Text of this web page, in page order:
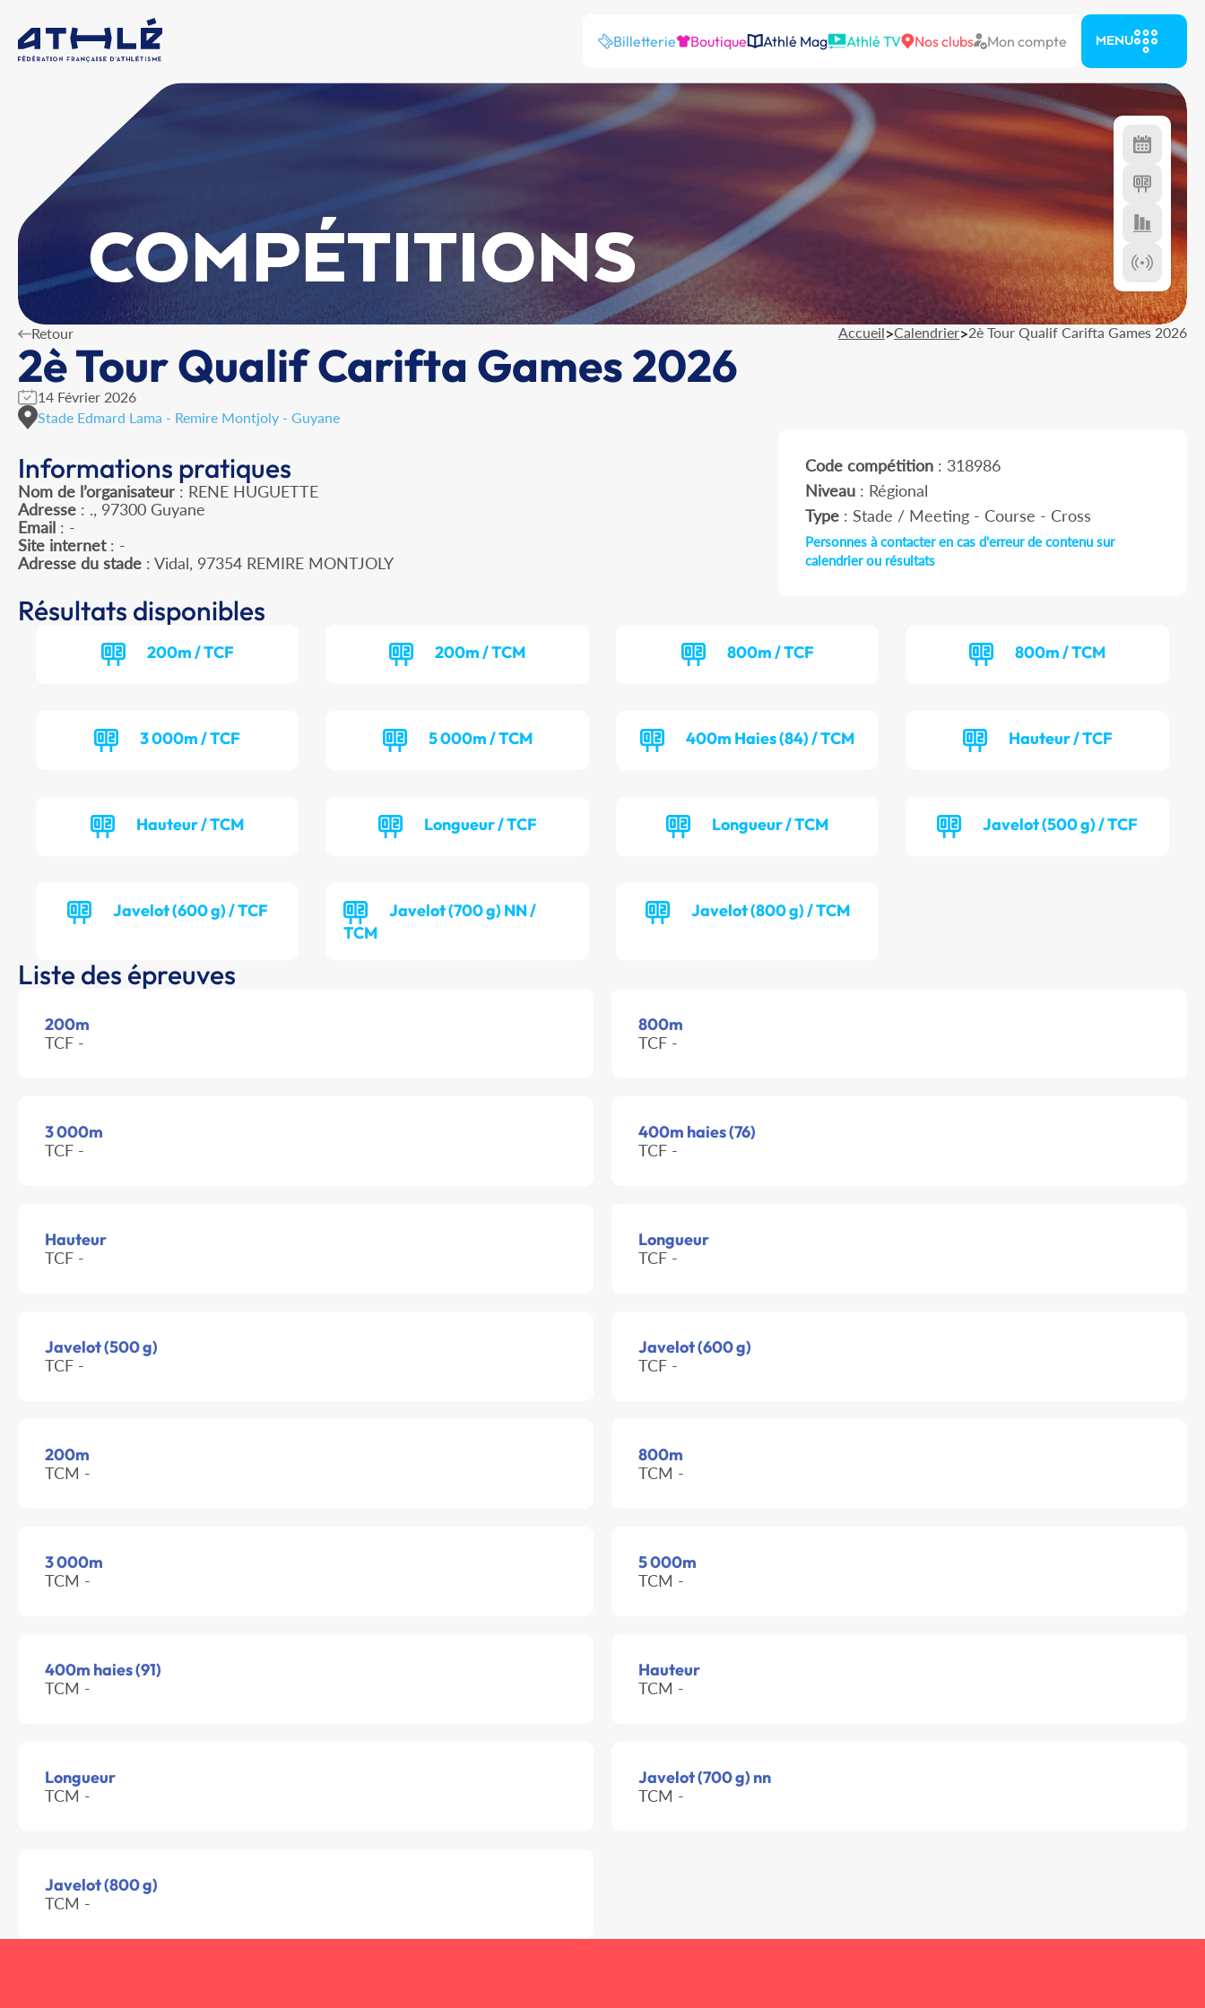
Billetterie Boutique Athlé Mag Athlé TV Nos clubs Mon compte MENU
COMPÉTITIONS
Retour Accueil>Calendrier>2è Tour Qualif Carifta Games 2026
2è Tour Qualif Carifta Games 2026
14 Février 2026
Stade Edmard Lama - Remire Montjoly - Guyane
Informations pratiques
Nom de l’organisateur : RENE HUGUETTE
Adresse : ., 97300 Guyane
Email : -
Site internet: -
Adresse du stade : Vidal, 97354 REMIRE MONTJOLY
Code compétition: 318986
Niveau: Régional
Type: Stade / Meeting - Course - Cross
Personnes à contacter en cas d'erreur de contenu sur
calendrier ou résultats
Résultats disponibles
200m / TCF 200m / TCM 800m / TCF 800m / TCM
3 000m / TCF 5 000m / TCM 400m Haies (84) / TCM Hauteur / TCF
Hauteur / TCM Longueur / TCF Longueur / TCM Javelot (500 g) / TCF
Javelot (600 g) / TCF
Javelot (700 g) NN /
TCM
Javelot (800 g) / TCM
Liste des épreuves
200m
TCF -
800m
TCF -
3 000m
TCF -
400m haies (76)
TCF -
Hauteur
TCF -
Longueur
TCF -
Javelot (500 g)
TCF -
Javelot (600 g)
TCF -
200m
TCM -
800m
TCM -
3 000m
TCM -
5 000m
TCM -
400m haies (91)
TCM -
Hauteur
TCM -
Longueur
TCM -
Javelot (700 g) nn
TCM -
Javelot (800 g)
TCM -